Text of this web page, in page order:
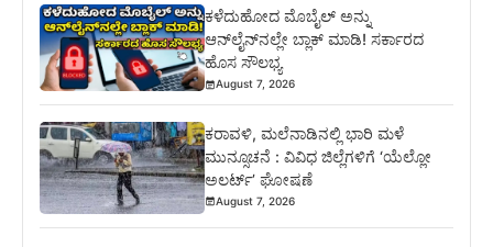
ಕಳೆದುಹೋದ ಮೊಬೈಲ್ ಅನ್ನು
ಆನ್‌ಲೈನ್‌ನಲ್ಲೇ ಬ್ಲಾಕ್ ಮಾಡಿ! ಸರ್ಕಾರದ
ಹೊಸ ಸೌಲಭ್ಯ
August 7, 2026
ಕರಾವಳಿ, ಮಲೆನಾಡಿನಲ್ಲಿ ಭಾರಿ ಮಳೆ
ಮುನ್ಸೂಚನೆ : ವಿವಿಧ ಜಿಲ್ಲೆಗಳಿಗೆ ‘ಯೆಲ್ಲೋ
ಅಲರ್ಟ್’ ಘೋಷಣೆ
August 7, 2026